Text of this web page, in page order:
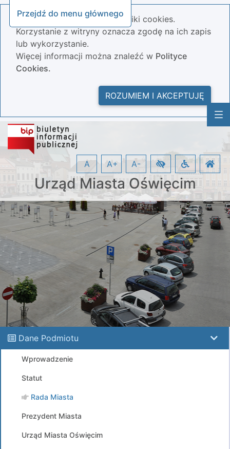
Przejdź do menu głównego
Nasza strona wykorzystuje pliki cookies.
Korzystanie z witryny oznacza zgodę na ich zapis
lub wykorzystanie.
Więcej informacji można znaleźć w Polityce
Cookies.
ROZUMIEM I AKCEPTUJĘ
Urząd Miasta Oświęcim
A A+ A-
Dane Podmiotu
Wprowadzenie
Statut
Rada Miasta
Prezydent Miasta
Urząd Miasta Oświęcim